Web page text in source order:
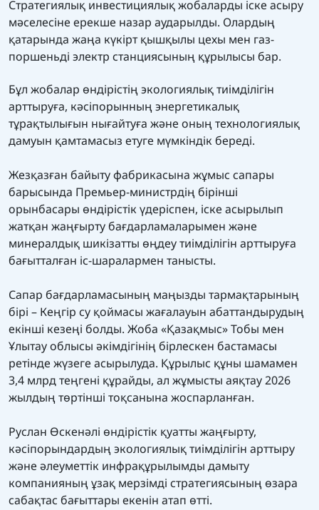
Стратегиялық инвестициялық жобаларды іске асыру
мәселесіне ерекше назар аударылды. Олардың
қатарында жаңа күкірт қышқылы цехы мен газ-
поршеньді электр станциясының құрылысы бар.
Бұл жобалар өндірістің экологиялық тиімділігін
арттыруға, кәсіпорынның энергетикалық
тұрақтылығын нығайтуға және оның технологиялық
дамуын қамтамасыз етуге мүмкіндік береді.
Жезқазған байыту фабрикасына жұмыс сапары
барысында Премьер-министрдің бірінші
орынбасары өндірістік үдеріспен, іске асырылып
жатқан жаңғырту бағдарламаларымен және
минералдық шикізатты өңдеу тиімділігін арттыруға
бағытталған іс-шаралармен танысты.
Сапар бағдарламасының маңызды тармақтарының
бірі – Кеңгір су қоймасы жағалауын абаттандырудың
екінші кезеңі болды. Жоба «Қазақмыс» Тобы мен
Ұлытау облысы әкімдігінің бірлескен бастамасы
ретінде жүзеге асырылуда. Құрылыс құны шамамен
3,4 млрд теңгені құрайды, ал жұмысты аяқтау 2026
жылдың төртінші тоқсанына жоспарланған.
Руслан Өскенәлі өндірістік қуатты жаңғырту,
кәсіпорындардың экологиялық тиімділігін арттыру
және әлеуметтік инфрақұрылымды дамыту
компанияның ұзақ мерзімді стратегиясының өзара
сабақтас бағыттары екенін атап өтті.